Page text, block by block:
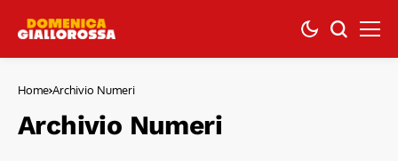
Home Archivio Numeri
Archivio Numeri